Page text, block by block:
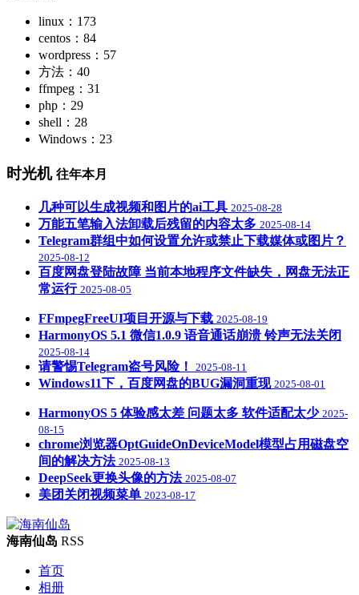
linux：173
centos：84
wordpress：57
方法：40
ffmpeg：31
php：29
shell：28
Windows：23
时光机 往年本月
几种可以生成视频和图片的ai工具 2025-08-28
万能五笔输入法卸载后残留的内容太多 2025-08-14
Telegram群组中如何设置允许或禁止下载媒体或图片？
2025-08-12
百度网盘登陆故障 当前本地程序文件缺失，网盘无法正
常运行 2025-08-05
FFmpegFreeUI项目开源与下载 2025-08-19
HarmonyOS 5.1 微信1.0.9 语音通话崩溃 铃声无法关闭
2025-08-14
请警惕Telegram盗号风险！ 2025-08-11
Windows11下，百度网盘的BUG漏洞重现 2025-08-01
HarmonyOS 5 体验感太差 问题太多 软件适配太少 2025-
08-15
chrome浏览器OptGuideOnDeviceModel模型占用磁盘空
间的解决方法 2025-08-13
DeepSeek更换头像的方法 2025-08-07
美团关闭视频菜单 2023-08-17
海南仙岛 RSS
首页
相册